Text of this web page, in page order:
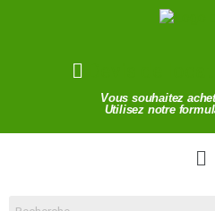
Vous souhaitez
Utilisez notre